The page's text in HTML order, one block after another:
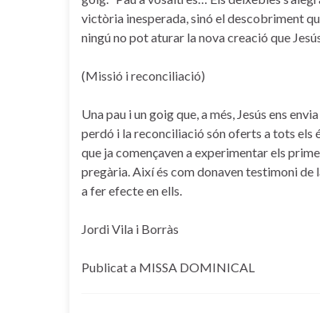
victòria inesperada, sinó el descobriment
ningú no pot aturar la nova creació que
(Missió i reconciliació)
Una pau i un goig que, a més, Jesús ens
perdó i la reconciliació són oferts a tots els
que ja començaven a experimentar els
pregària. Així és com donaven testimoni de
a fer efecte en ells.
Jordi Vila i Borràs
Publicat a MISSA DOMINICAL